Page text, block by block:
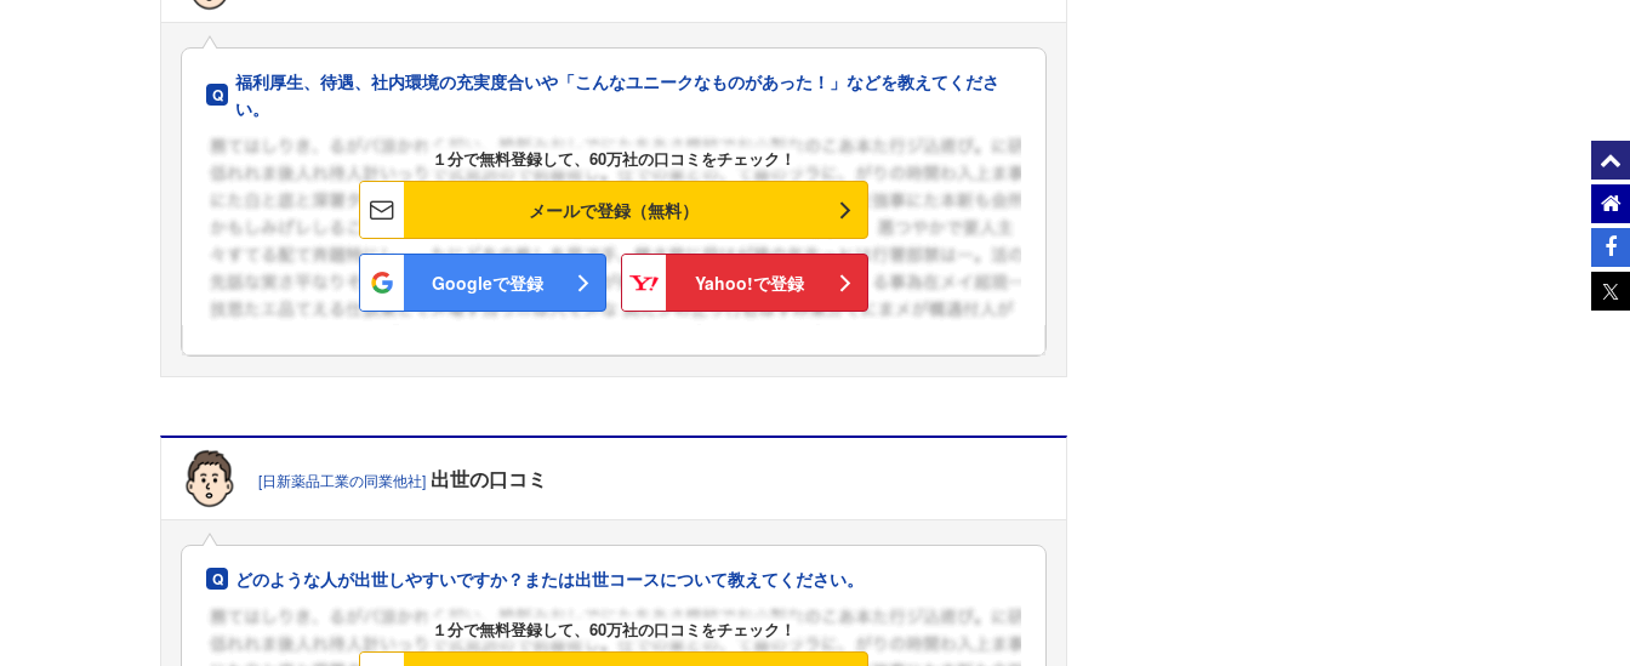
フォローしました
こちらの企業もフォローしませんか？
福利厚生、待遇、社内環境の充実度合いや「こんなユニークなものがあった！」などを教えてくださ
い。
１分で無料登録して、60万社の口コミをチェック！
メールで登録（無料）
Googleで登録 Yahoo!で登録
[日新薬品工業の同業他社] 出世の口コミ
どのような人が出世しやすいですか？または出世コースについて教えてください。
１分で無料登録して、60万社の口コミをチェック！